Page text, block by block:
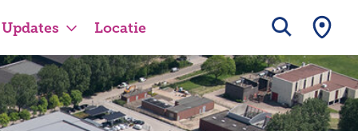
Updates Locatie